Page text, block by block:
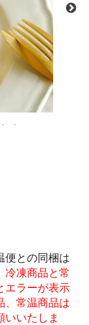
便との同梱は
冷凍商品と常
エラーが表示
、常温商品は
いいたしま